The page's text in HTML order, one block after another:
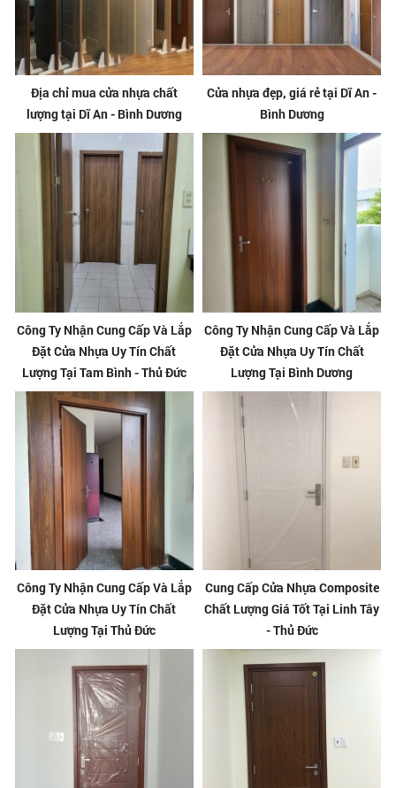
Địa chỉ mua cửa nhựa chất
lượng tại Dĩ An - Bình Dương
Cửa nhựa đẹp, giá rẻ tại Dĩ An -
Bình Dương
Công Ty Nhận Cung Cấp Và Lắp
Đặt Cửa Nhựa Uy Tín Chất
Lượng Tại Tam Bình - Thủ Đức
Công Ty Nhận Cung Cấp Và Lắp
Đặt Cửa Nhựa Uy Tín Chất
Lượng Tại Bình Dương
Công Ty Nhận Cung Cấp Và Lắp
Đặt Cửa Nhựa Uy Tín Chất
Lượng Tại Thủ Đức
Cung Cấp Cửa Nhựa Composite
Chất Lượng Giá Tốt Tại Linh Tây
- Thủ Đức